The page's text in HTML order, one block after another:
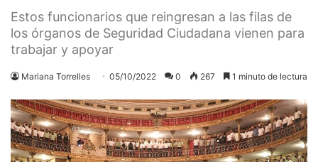
Estos funcionarios que reingresan a las filas de
los órganos de Seguridad Ciudadana vienen para
trabajar y apoyar
Mariana Torrelles 05/10/2022 0 267 1 minuto de lectura